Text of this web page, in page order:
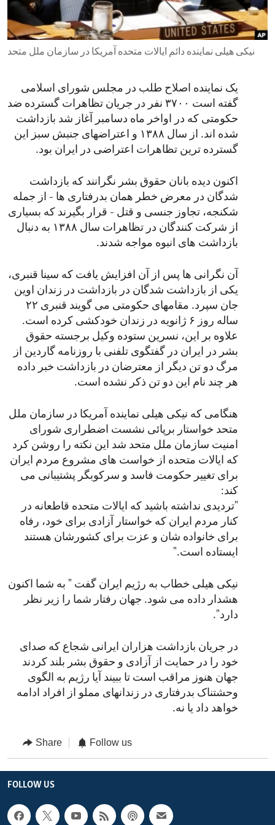
ENVIRONMENT AND HEALTH
IDEALS AND INSTITUTIONS
نیکی هیلی نماینده دائم ایالات متحده آمریکا در سازمان ملل متحد
یک نماینده اصلاح طلب در مجلس شورای اسلامی
گفته است ۳۷۰۰ نفر در جریان تظاهرات گسترده ضد
حکومتی که در اواخر ماه دسامبر آغاز شد بازداشت
شده اند. از سال ۱۳۸۸ و اعتراضهای جنبش سبز این
گسترده ترین تظاهرات اعتراضی در ایران بود.
اکنون دیده بانان حقوق بشر نگرانند که بازداشت
شدگان در معرض خطر همان بدرفتاری ها - از جمله
شکنجه، تجاوز جنسی و قتل - قرار بگیرند که بسیاری
از شرکت کنندگان در تظاهرات سال ۱۳۸۸ به دنبال
بازداشت های انبوه مواجه شدند.
آن نگرانی ها پس از آن افزایش یافت که سینا قنبری،
یکی از بازداشت شدگان در بازداشت در زندان اوین
جان سپرد. مقامهای حکومتی می گویند قنبری ۲۲
ساله روز ۶ ژانویه در زندان خودکشی کرده است.
علاوه بر این، نسرین ستوده وکیل برجسته حقوق
بشر در ایران در گفتگوی تلفنی با روزنامه گاردین از
مرگ دو تن دیگر از معترضان در بازداشت خبر داده
هر چند نام این دو تن ذکر نشده است.
هنگامی که نیکی هیلی نماینده آمریکا در سازمان ملل
متحد خواستار برپائی نشست اضطراری شورای
امنیت سازمان ملل متحد شد این نکته را روشن کرد
که ایالات متحده از خواست های مشروع مردم ایران
برای تغییر حکومت فاسد و سرکوبگر پشتیبانی می
کند:
"تردیدی نداشته باشید که ایالات متحده قاطعانه در
کنار مردم ایران که خواستار آزادی برای خود، رفاه
برای خانواده شان و عزت برای کشورشان هستند
ایستاده است."
نیکی هیلی خطاب به رژیم ایران گفت " به شما اکنون
هشدار داده می شود. جهان رفتار شما را زیر نظر
دارد".
در جریان بازداشت هزاران ایرانی شجاع که صدای
خود را در حمایت از آزادی و حقوق بشر بلند کردند
جهان هنوز مراقب است تا ببیند آیا رژیم به الگوی
وحشتناک بدرفتاری در زندانهای مملو از افراد ادامه
خواهد داد یا نه.
Share Follow us
FOLLOW US